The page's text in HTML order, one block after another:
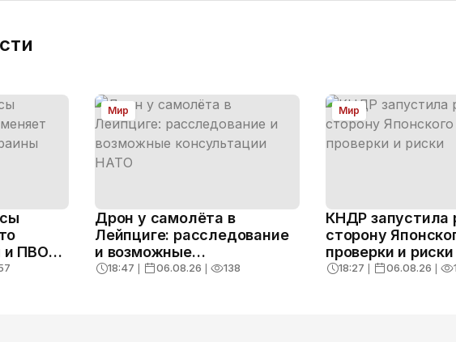
и ПВО
Мир
Дрон у самолёта в
Лейпциге: расследование
и возможные
консультации НАТО
18:47 ❘ 06.08.26 ❘ 138
Мир
КНДР запустила
сторону
проверки и риски
18:27 ❘ 06.08.26 ❘